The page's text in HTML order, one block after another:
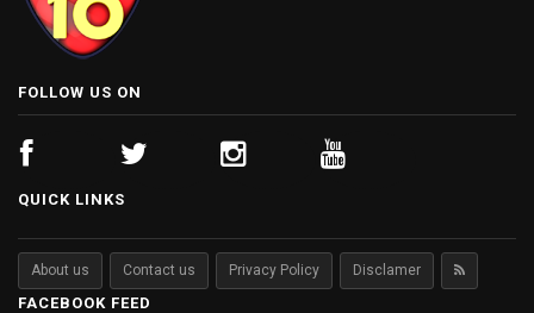
FOLLOW US ON
QUICK LINKS
About us Contact us Privacy Policy Disclamer
FACEBOOK FEED